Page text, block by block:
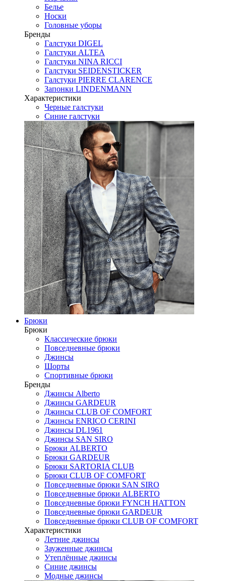
Белье
Носки
Головные уборы
Бренды
Галстуки DIGEL
Галстуки ALTEA
Галстуки NINA RICCI
Галстуки SEIDENSTICKER
Галстуки PIERRE CLARENCE
Запонки LINDENMANN
Характеристики
Черные галстуки
Синие галстуки
Брюки
Брюки
Классические брюки
Повседневные брюки
Джинсы
Шорты
Спортивные брюки
Бренды
Джинсы Alberto
Джинсы GARDEUR
Джинсы CLUB OF COMFORT
Джинсы ENRICO CERINI
Джинсы DL1961
Джинсы SAN SIRO
Брюки ALBERTO
Брюки GARDEUR
Брюки SARTORIA CLUB
Брюки CLUB OF COMFORT
Повседневные брюки SAN SIRO
Повседневные брюки ALBERTO
Повседневные брюки FYNCH HATTON
Повседневные брюки GARDEUR
Повседневные брюки CLUB OF COMFORT
Характеристики
Летние джинсы
Зауженные джинсы
Утеплённые джинсы
Синие джинсы
Модные джинсы